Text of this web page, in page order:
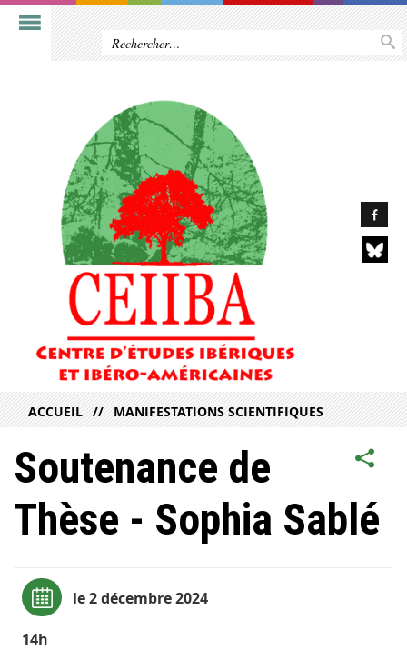
ACCUEIL MANIFESTATIONS SCIENTIFIQUES
Soutenance de
Thèse - Sophia Sablé
le 2 décembre 2024
14h